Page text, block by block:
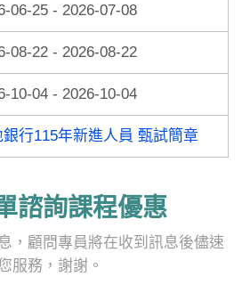
06-25 - 2026-07-08
08-22 - 2026-08-22
10-04 - 2026-10-04
銀行115年新進人員 甄試簡章
諮詢課程優惠
，顧問專員將在收到訊息後儘速
服務，謝謝。